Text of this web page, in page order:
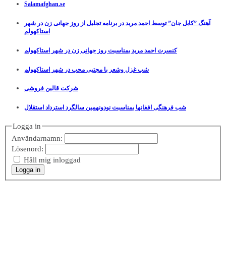
Salamafghan.se
آهنگ ”کابل جان” توسط احمد مرید در برنامه تجلیل از روز جهانی زن در شهر
استاکهولم
کنسرت احمد مرید بمناسبت روز جهانی زن در شهر استاکهولم
شب غزل وشعر با مجتبی محب در شهر استاکهولم
شرکت قالین فروشی
شب فرهنگی افغانها بمناسبت نودونهمین سالگرد استرداد استقلال
Logga in
Användarnamn:
Lösenord:
Håll mig inloggad
Logga in